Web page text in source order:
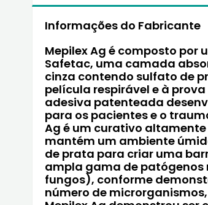
Informações do Fabricante
Mepilex Ag é composto
Safetac, uma camada
cinza contendo sulfato de
película respirável e à
adesiva patenteada
para os pacientes e o
Ag é um curativo
mantém um ambiente
de prata para criar uma
ampla gama de
fungos), conforme
número de